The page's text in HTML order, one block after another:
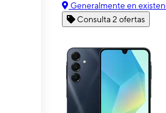
Generalmente en
Consulta 2 ofertas